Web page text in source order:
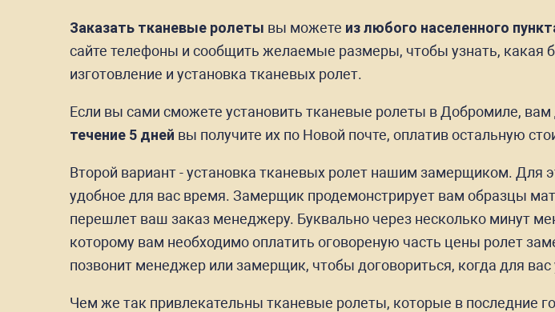
Заказать тканевые ролеты вы можете из любого населенного
сайте телефоны и сообщить желаемые размеры, чтобы узнать, какая
изготовление и установка тканевых ролет.
Если вы сами сможете установить тканевые ролеты в Добромиле,
течение 5 дней вы получите их по Новой почте, оплатив остальную
Второй вариант - установка тканевых ролет нашим замерщиком. Для
удобное для вас время. Замерщик продемонстрирует вам образцы
перешлет ваш заказ менеджеру. Буквально через несколько минут
которому вам необходимо оплатить оговореную часть цены ролет
позвонит менеджер или замерщик, чтобы договориться, когда для
Чем же так привлекательны тканевые ролеты, которые в последние